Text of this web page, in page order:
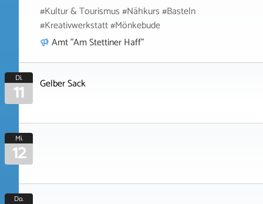
#Kultur & Tourismus #Nähkurs #Basteln
#Kreativwerkstatt #Mönkebude
Amt "Am Stettiner Haff"
Di.
11 Gelber Sack
Mi.
12
Do.